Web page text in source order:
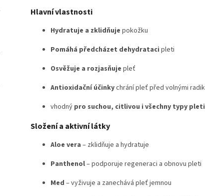
Hlavní vlastnosti
Hydratuje a zklidňuje pokožku
Pomáhá předcházet dehydrataci pleti
Osvěžuje a rozjasňuje pleť
Antioxidační účinkychrání pleť před volnými
vhodný pro suchou, citlivou i všechny typy pleti
Složení a aktivní látky
Aloe vera – zklidňuje a hydratuje
Panthenol– podporuje regeneraci a obnovu pleti
Med – vyživuje a zanechává pleť jemnou